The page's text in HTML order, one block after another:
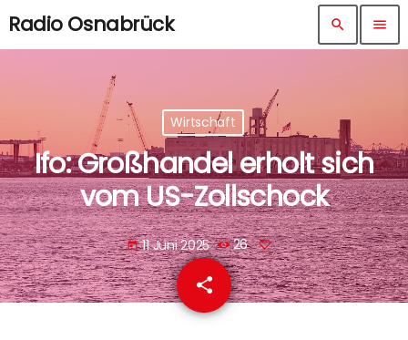
Radio Osnabrück search menu
Wirtschaft
Ifo: Großhandel erholt sich
vom US-Zollschock
today 11 Juni 2025 26
share
email